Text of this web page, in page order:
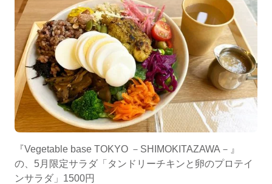
『Vegetable base TOKYO －SHIMOKITAZAWA－』
の、5月限定サラダ「タンドリーチキンと卵のプロテイ
ンサラダ」1500円